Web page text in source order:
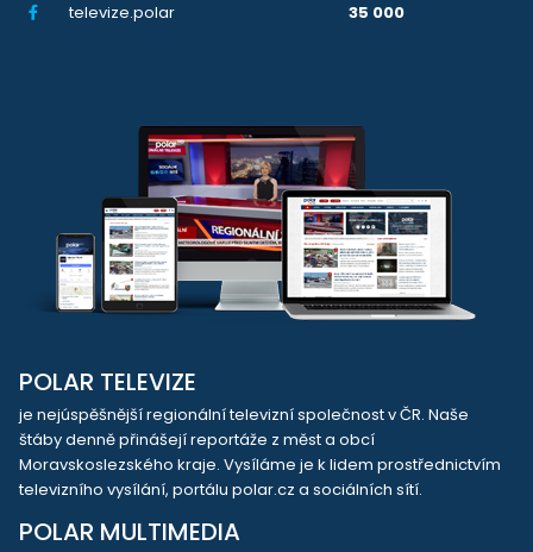
televize.polar
35 000
POLAR TELEVIZE
je nejúspěšnější regionální televizní společnost v ČR. Naše
štáby denně přinášejí reportáže z měst a obcí
Moravskoslezského kraje. Vysíláme je k lidem prostřednictvím
televizního vysílání, portálu polar.cz a sociálních sítí.
POLAR MULTIMEDIA